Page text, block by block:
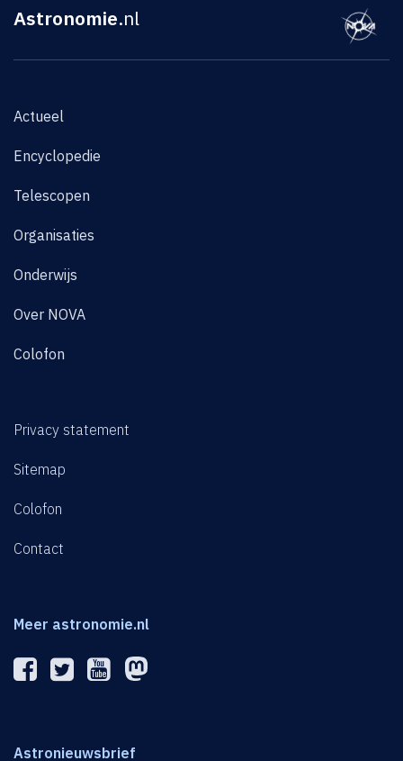
Astronomie.nl
Actueel
Encyclopedie
Telescopen
Organisaties
Onderwijs
Over NOVA
Colofon
Privacy statement
Sitemap
Colofon
Contact
Meer astronomie.nl
Astronieuwsbrief